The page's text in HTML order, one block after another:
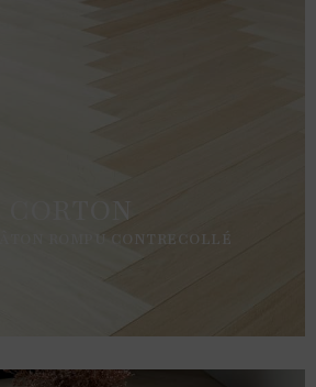
CORTON
ROMPU CONTRECOLLÉ